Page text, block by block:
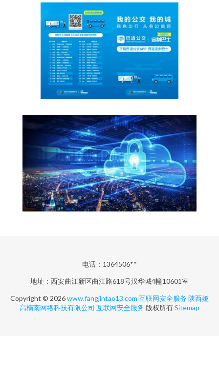
电话：1364506**
地址：西安曲江新区曲江路618号汉华城4幢10601室
Copyright © 2026www.fangjintao13.com 互联网安全服务 陕西娅
高楠南网络科技有限公司 互联网安全服务 版权所有Sitemap